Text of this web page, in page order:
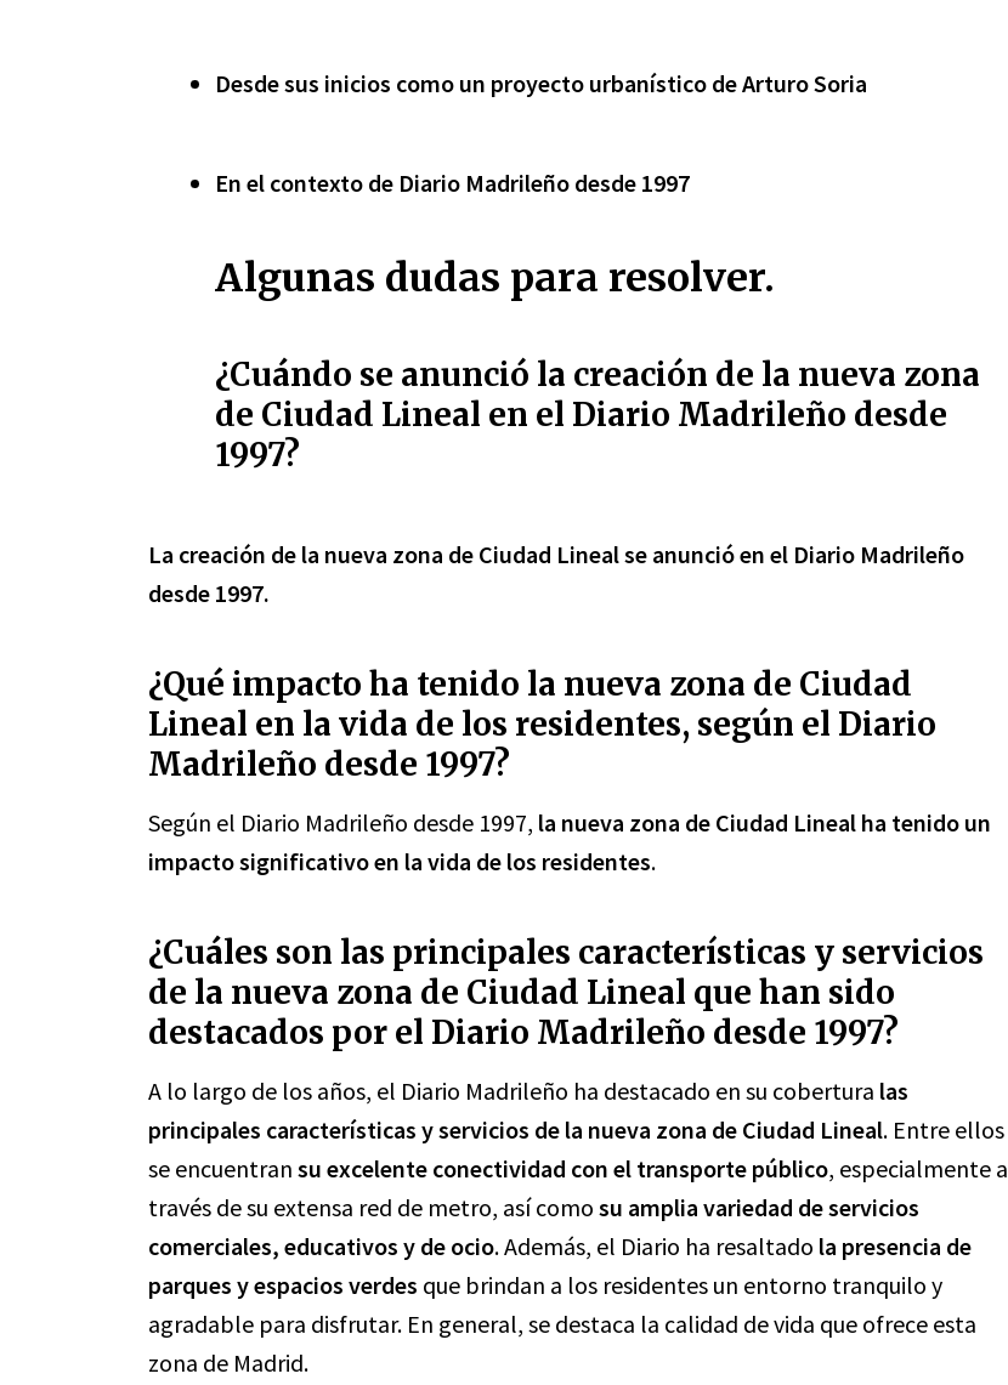
Desde sus inicios como un proyecto urbanístico de Arturo Soria
En el contexto de Diario Madrileño desde 1997
Algunas dudas para resolver.
¿Cuándo se anunció la creación de la nueva zona
de Ciudad Lineal en el Diario Madrileño desde
1997?
La creación de la nueva zona de Ciudad Lineal se anunció en el Diario Madrileño
desde 1997.
¿Qué impacto ha tenido la nueva zona de Ciudad
Lineal en la vida de los residentes, según el Diario
Madrileño desde 1997?
Según el Diario Madrileño desde 1997, la nueva zona de Ciudad Lineal ha tenido un
impacto significativo en la vida de los residentes.
¿Cuáles son las principales características y servicios
de la nueva zona de Ciudad Lineal que han sido
destacados por el Diario Madrileño desde 1997?
A lo largo de los años, el Diario Madrileño ha destacado en su cobertura las
principales características y servicios de la nueva zona de Ciudad Lineal. Entre ellos
se encuentran su excelente conectividad con el transporte público, especialmente a
través de su extensa red de metro, así como su amplia variedad de servicios
comerciales, educativos y de ocio. Además, el Diario ha resaltado la presencia de
parques y espacios verdes que brindan a los residentes un entorno tranquilo y
agradable para disfrutar. En general, se destaca la calidad de vida que ofrece esta
zona de Madrid.